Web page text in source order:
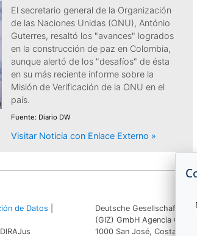
El secretario general de la Organización
de las Naciones Unidas (ONU), António
Guterres, resaltó los "avances" logrados
en la construcción de paz en Colombia,
aunque alertó de los "desafíos" de ésta
en su más reciente informe sobre la
Misión de Verificación de la ONU en el
país.
Fuente: Diario DW
Visitar Noticia con Enlace Externo »
de Datos
Deutsche Gesellschaft für
(GIZ) GmbH Agencia GIZ
1000 San José, Costa Rica